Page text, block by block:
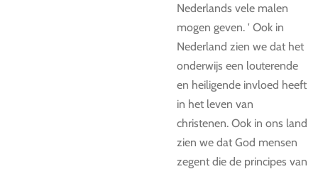
Nederlands vele malen
mogen geven. ' Ook in
Nederland zien we dat het
onderwijs een louterende
en heiligende invloed heeft
in het leven van
christenen. Ook in ons land
zien we dat God mensen
zegent die de principes van